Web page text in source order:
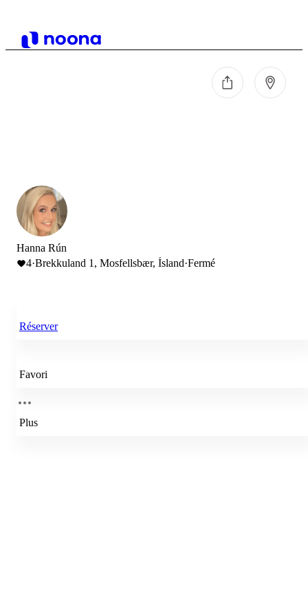
Hanna Rún
4·Brekkuland 1, Mosfellsbær, Ísland·Fermé
Réserver
Favori
Plus